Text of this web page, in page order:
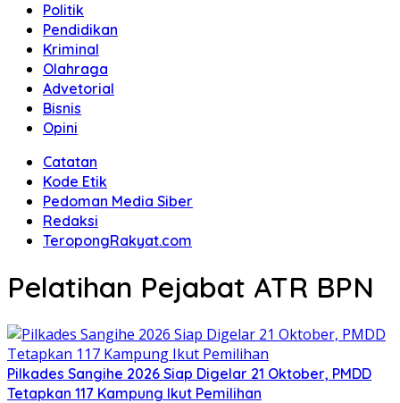
Politik
Pendidikan
Kriminal
Olahraga
Advetorial
Bisnis
Opini
Catatan
Kode Etik
Pedoman Media Siber
Redaksi
TeropongRakyat.com
Pelatihan Pejabat ATR BPN
Pilkades Sangihe 2026 Siap Digelar 21 Oktober, PMDD
Tetapkan 117 Kampung Ikut Pemilihan